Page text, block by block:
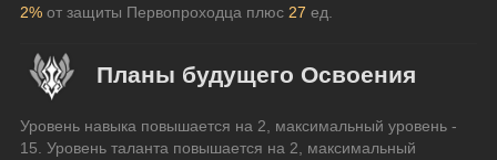
2% от защиты Первопроходца плюс 27 ед.
Планы будущего Освоения
Уровень навыка повышается на 2, максимальный уровень -
15. Уровень таланта повышается на 2, максимальный